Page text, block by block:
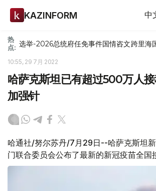
KAZINFORM 中
热
点: 选举-2026总统府任免事件国情咨文跨里海
10:55, 29 7月 2022
哈萨克斯坦已有超过500万人
加强针
哈通社/努尔苏丹/7月29日--哈萨克斯坦
门联合委员会公布了最新的新冠疫苗全国